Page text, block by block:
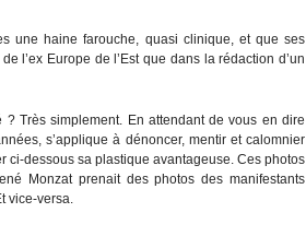
une haine farouche, quasi clinique, et que ses
l’ex Europe de l’Est que dans la rédaction d’un
Très simplement. En attendant de vous en dire
s’applique à dénoncer, mentir et calomnier
ci-dessous sa plastique avantageuse. Ces photos
Monzat prenait des photos des manifestants
vice-versa.